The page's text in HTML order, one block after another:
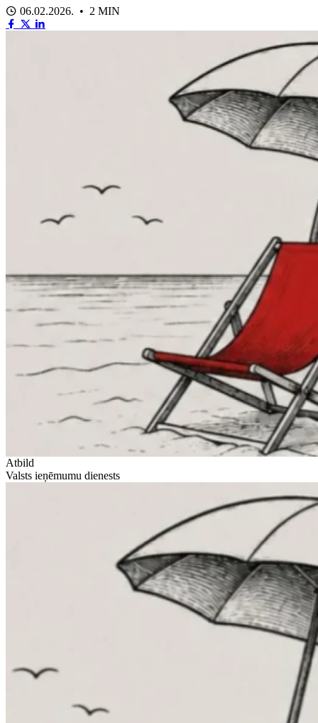
06.02.2026. • 2 MIN
Atbild
Valsts ieņēmumu dienests